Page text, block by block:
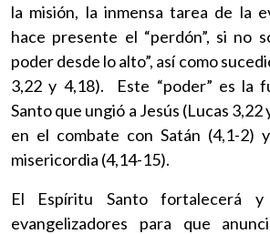
la misión, la inmensa tarea de la
hace presente el “perdón”, si no
poder desde lo alto”, así como
3,22 y 4,18). Este “poder” es la
Santo que ungió a Jesús (Lucas 3,22
en el combate con Satán (4,1-2)
misericordia (4,14-15).
El Espíritu Santo fortalecerá
evangelizadores para que